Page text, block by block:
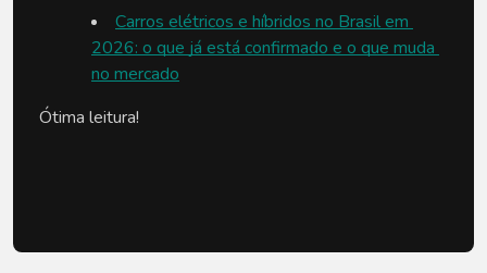
Carros elétricos e híbridos no Brasil em
2026: o que já está confirmado e o que muda
no mercado
Ótima leitura!